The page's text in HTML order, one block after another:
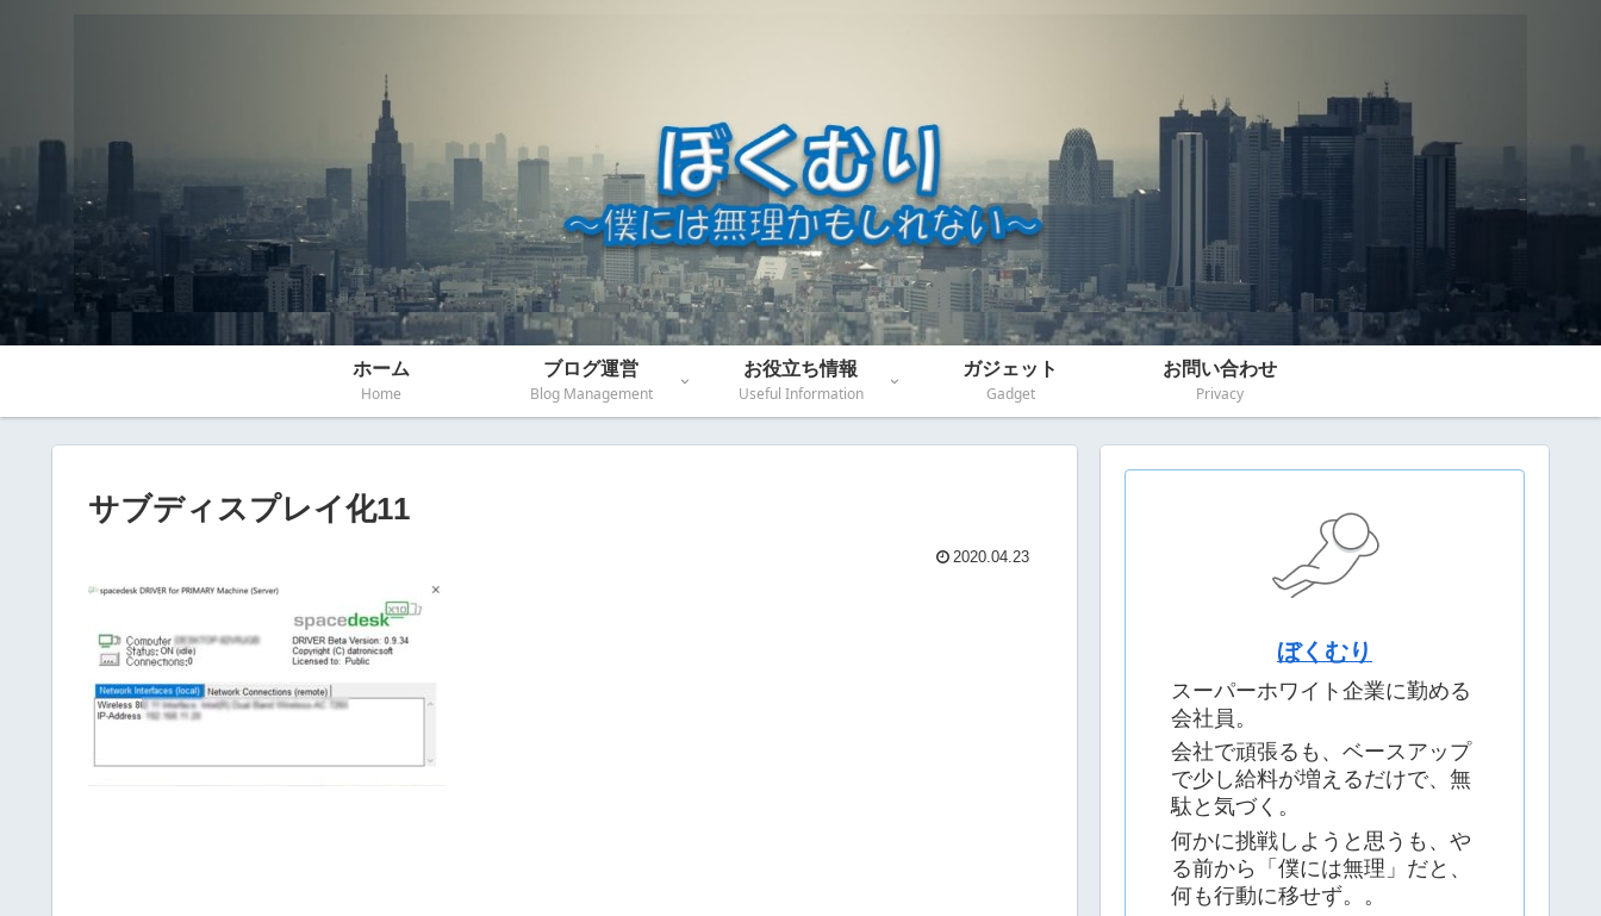
ホーム
Home
ブログ運営
Blog Management
お役立ち情報
Useful Information
ガジェット
Gadget
お問い合わせ
Privacy
サブディスプレイ化11
2020.04.23
ぼくむり
スーパーホワイト企業に勤める
会社員。
会社で頑張るも、ベースアップ
で少し給料が増えるだけで、無
駄と気づく。
何かに挑戦しようと思うも、や
る前から「僕には無理」だと、
何も行動に移せず。。